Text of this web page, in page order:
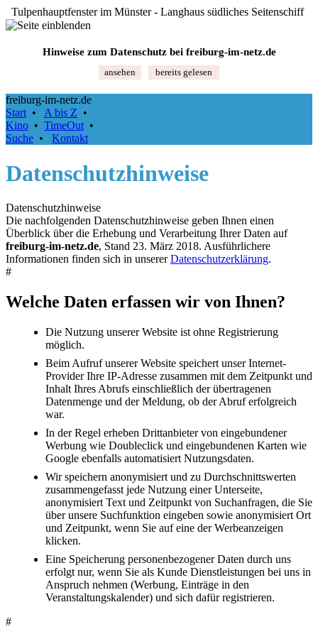
Tulpenhauptfenster im Münster - Langhaus südliches Seitenschiff
Hinweise zum Datenschutz bei freiburg‑im‑netz.de
ansehen bereits gelesen
freiburg-im-netz.de
Start • A bis Z •
Kino • TimeOut •
Suche • Kontakt
Datenschutzhinweise
Datenschutzhinweise
Die nachfolgenden Datenschutzhinweise geben Ihnen einen
Überblick über die Erhebung und Verarbeitung Ihrer Daten auf
freiburg‑im‑netz.de, Stand 23. März 2018. Ausführlichere
Informationen finden sich in unsererDatenschutzerklärung.
#
Welche Daten erfassen wir von Ihnen?
Die Nutzung unserer Website ist ohne Registrierung
möglich.
Beim Aufruf unserer Website speichert unser Internet-
Provider Ihre IP-Adresse zusammen mit dem Zeitpunkt und
Inhalt Ihres Abrufs einschließlich der übertragenen
Datenmenge und der Meldung, ob der Abruf erfolgreich
war.
In der Regel erheben Drittanbieter von eingebundener
Werbung wie Doubleclick und eingebundenen Karten wie
Google ebenfalls automatisiert Nutzungsdaten.
Wir speichern anonymisiert und zu Durchschnittswerten
zusammengefasst jede Nutzung einer Unterseite,
anonymisiert Text und Zeitpunkt von Suchanfragen, die Sie
über unsere Suchfunktion eingeben sowie anonymisiert Ort
und Zeitpunkt, wenn Sie auf eine der Werbeanzeigen
klicken.
Eine Speicherung personenbezogener Daten durch uns
erfolgt nur, wenn Sie als Kunde Dienstleistungen bei uns in
Anspruch nehmen (Werbung, Einträge in den
Veranstaltungskalender) und sich dafür registrieren.
#